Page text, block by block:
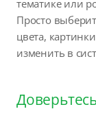
тематике или
Просто
цвета,
изменить в